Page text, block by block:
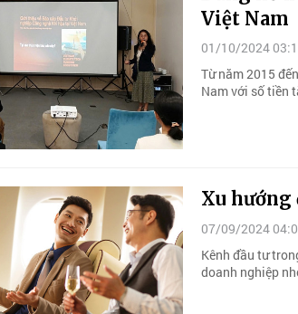
Việt Nam
01/10/2024
Từ năm 2015
Nam với số tiền
Xu hướng
07/09/2024
Kênh đầu tư
doanh nghiệp